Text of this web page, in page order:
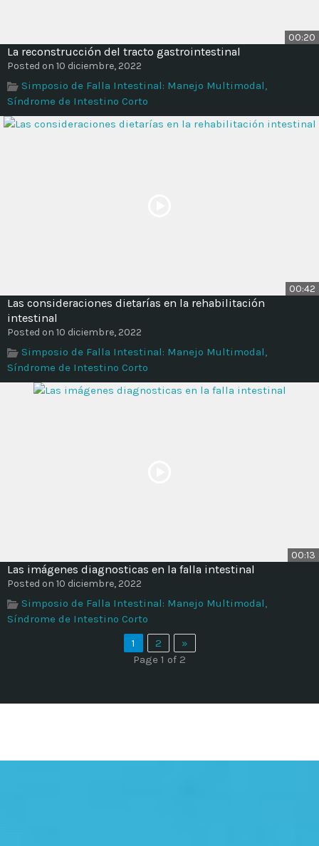
00:20
La reconstrucción del tracto gastrointestinal
Posted on 10 diciembre, 2022
Simposio de Falla Intestinal: Manejo Multimodal,
Síndrome de Intestino Corto
00:42
Las consideraciones dietarías en la rehabilitación
intestinal
Posted on 10 diciembre, 2022
Simposio de Falla Intestinal: Manejo Multimodal,
Síndrome de Intestino Corto
00:13
Las imágenes diagnosticas en la falla intestinal
Posted on 10 diciembre, 2022
Simposio de Falla Intestinal: Manejo Multimodal,
Síndrome de Intestino Corto
1
2
»
Page 1 of 2